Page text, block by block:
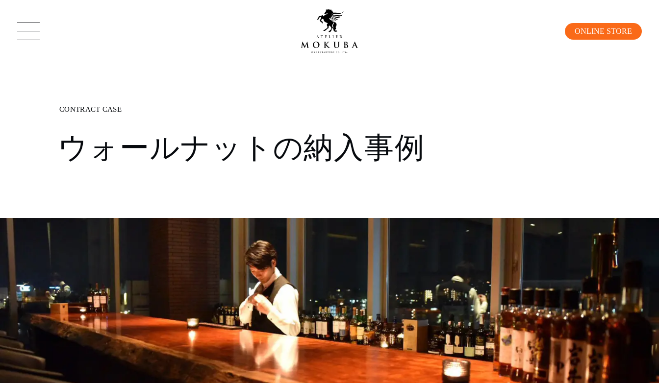
ONLINE STORE
MOKUBA について
商品情報
特別なダイニングチェア
一枚板用のテーブル脚
樹種紹介
コーディネート集
メンテナンス方法
青山プレミアムギャラリー
新宿ギャラリー
アウトレット神戸店
大川ギャラリー【本店】
天神ギャラリー
公式オンラインストア
WEBカタログ
新入荷情報
コーディネート集
INFORMATION
EVENT
BLOG
メディア美術協力実績
工務店様・設計会社様向けお問い合わせ
一枚板買い取りに関して
ウォールナットの納入事例